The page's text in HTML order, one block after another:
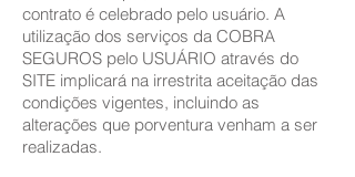
contrato é celebrado pelo usuário. A
utilização dos serviços da COBRA
SEGUROS pelo USUÁRIO através do
SITE implicará na irrestrita aceitação das
condições vigentes, incluindo as
alterações que porventura venham a ser
realizadas.